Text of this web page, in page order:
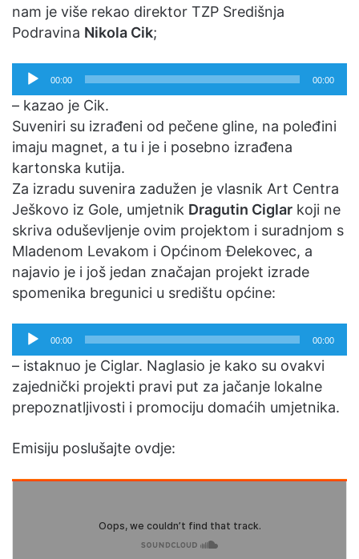
nam je više rekao direktor TZP Središnja
Podravina Nikola Cik;
Reproduktor
audiozapisa
00:00 00:00
– kazao je Cik.
Suveniri su izrađeni od pečene gline, na poleđini
imaju magnet, a tu i je i posebno izrađena
kartonska kutija.
Za izradu suvenira zadužen je vlasnik Art Centra
Ješkovo iz Gole, umjetnik Dragutin Ciglar koji ne
skriva oduševljenje ovim projektom i suradnjom s
Mladenom Levakom i Općinom Đelekovec, a
najavio je i još jedan značajan projekt izrade
spomenika bregunici u središtu općine:
Reproduktor
audiozapisa
00:00 00:00
– istaknuo je Ciglar. Naglasio je kako su ovakvi
zajednički projekti pravi put za jačanje lokalne
prepoznatljivosti i promociju domaćih umjetnika.
Emisiju poslušajte ovdje: